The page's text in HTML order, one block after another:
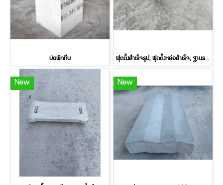
บ่อพักทึบ ฟุตติ้งสำเร็จรูป, ฟุตติ้งหล่อสำเร็จ, ฐานรากสำเร็จรูป
New New